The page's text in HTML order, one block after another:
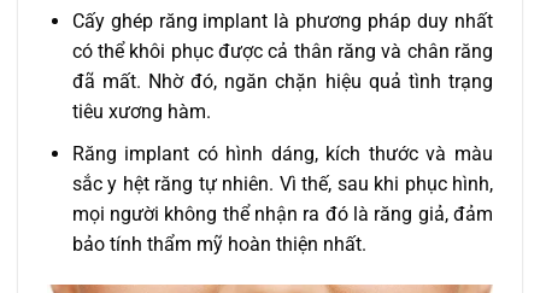
Cấy ghép răng implant là phương pháp duy nhất
có thể khôi phục được cả thân răng và chân răng
đã mất. Nhờ đó, ngăn chặn hiệu quả tình trạng
tiêu xương hàm.
Răng implant có hình dáng, kích thước và màu
sắc y hệt răng tự nhiên. Vì thế, sau khi phục hình,
mọi người không thể nhận ra đó là răng giả, đảm
bảo tính thẩm mỹ hoàn thiện nhất.